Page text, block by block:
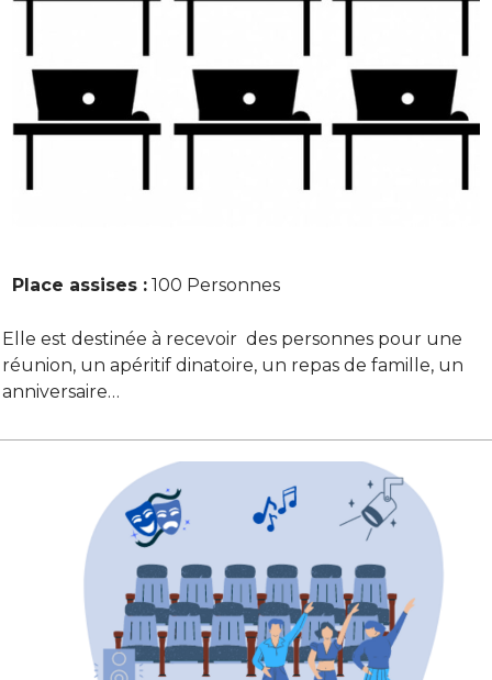
Place assises : 100 Personnes
Elle est destinée à recevoir des personnes pour une
réunion, un apéritif dinatoire, un repas de famille, un
anniversaire…